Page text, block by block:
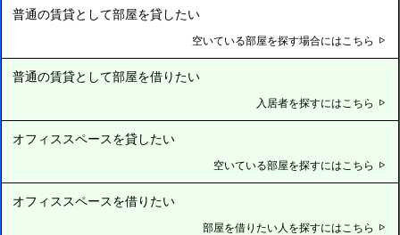
普通の賃貸として部屋を貸したい
空いている部屋を探す場合にはこちら
普通の賃貸として部屋を借りたい
入居者を探すにはこちら
オフィススペースを貸したい
空いている部屋を探すにはこちら
オフィススペースを借りたい
部屋を借りたい人を探すにはこちら